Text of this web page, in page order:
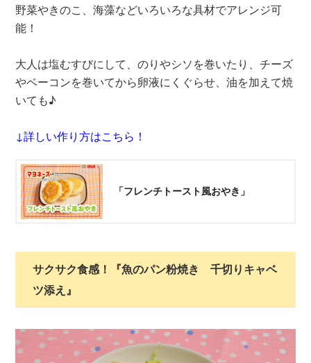
野菜やきのこ、海藻などいろいろな具材でアレンジ可
能！
大人は塩むすびにして、のりやシソを巻いたり、チーズ
やベーコンを巻いてから卵液にくぐらせ、油を加えて焼
いても♪
↓詳しい作り方はこちら！
「フレンチトースト風おやき」
サクサク食感！『魚のパン粉焼き 千切りキャベ
ツ添え』